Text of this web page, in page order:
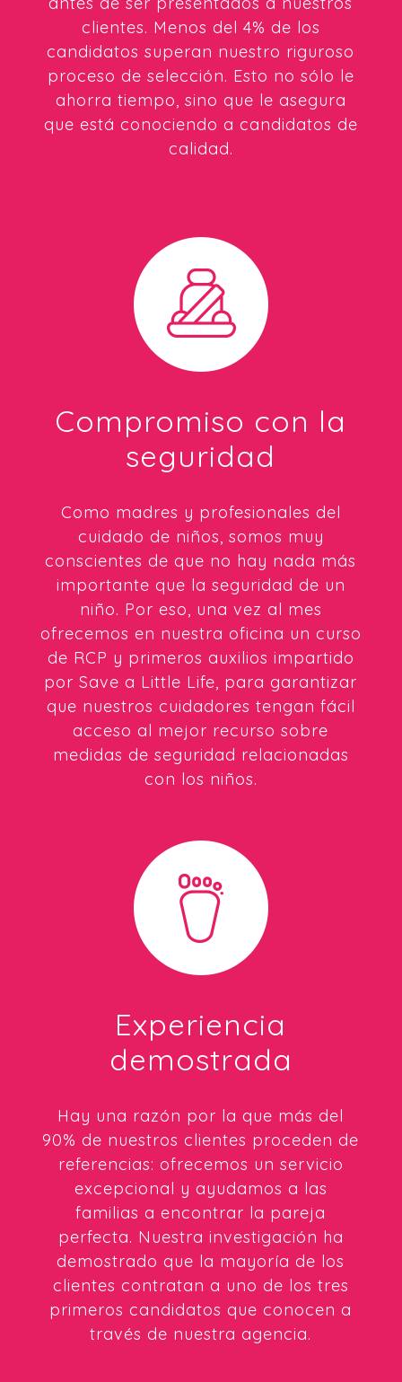
clientes. Menos del 4% de los
candidatos superan nuestro riguroso
proceso de selección. Esto no sólo le
ahorra tiempo, sino que le asegura
que está conociendo a candidatos de
calidad.
Compromiso con la
seguridad
Como madres y profesionales del
cuidado de niños, somos muy
conscientes de que no hay nada más
importante que la seguridad de un
niño. Por eso, una vez al mes
ofrecemos en nuestra oficina un curso
de RCP y primeros auxilios impartido
por Save a Little Life, para garantizar
que nuestros cuidadores tengan fácil
acceso al mejor recurso sobre
medidas de seguridad relacionadas
con los niños.
Experiencia
demostrada
Hay una razón por la que más del
90% de nuestros clientes proceden de
referencias: ofrecemos un servicio
excepcional y ayudamos a las
familias a encontrar la pareja
perfecta. Nuestra investigación ha
demostrado que la mayoría de los
clientes contratan a uno de los tres
primeros candidatos que conocen a
través de nuestra agencia.